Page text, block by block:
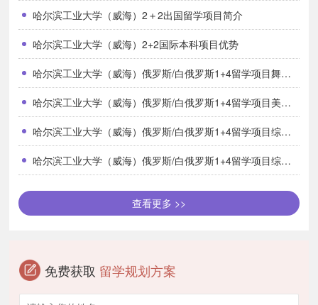
谢菲尔德大学
布里斯托大学
会计与金融、会计与管理、国际商务管理、管理学、市场学
其他更多选择
律、商务管理与体育、数字商务、航空交通物流与管理、物流管理、
管理、食品营销与产品开发、国际酒店商务管理、国只通际酒店管
七、合作院校
哈尔滨工业大学（威海）2＋2出国留学项目简介
哈尔滨工业大学（威海）2+2国际本科项目优势
哈尔滨工业大学（威海）俄罗斯/白俄罗斯1+4留学项目舞蹈类合作院校有哪些？
哈尔滨工业大学（威海）俄罗斯/白俄罗斯1+4留学项目美术类合作院校有哪些？
哈尔滨工业大学（威海）俄罗斯/白俄罗斯1+4留学项目综合类合作院校有哪些？
哈尔滨工业大学（威海）俄罗斯/白俄罗斯1+4留学项目综合类专业有哪些？
查看更多 >>
免费获取 留学规划方案